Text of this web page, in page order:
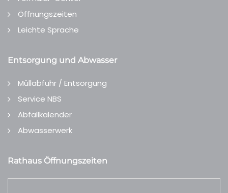
Öffnungszeiten
Leichte Sprache
Entsorgung und Abwasser
Müllabfuhr / Entsorgung
Service NBS
Abfallkalender
Abwasserwerk
Rathaus Öffnungszeiten